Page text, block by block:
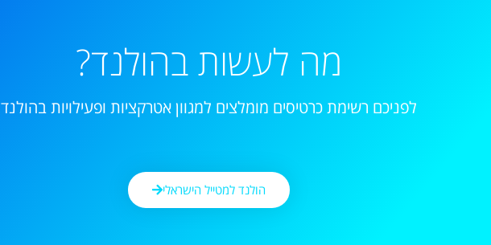
מה לעשות בהולנד?
לפניכם רשימת כרטיסים מומלצים למגוון אטרקציות ופעילויות בהולנד
הולנד למטייל הישראלי